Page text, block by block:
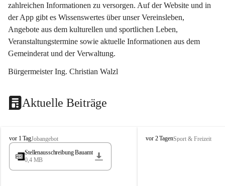
zahlreichen Informationen zu versorgen. Auf der Website und in
der App gibt es Wissenswertes über unser Vereinsleben,
Angebote aus dem kulturellen und sportlichen Leben,
Veranstaltungstermine sowie aktuelle Informationen aus dem
Gemeinderat und der Verwaltung.
Bürgermeister Ing. Christian Walzl
Aktuelle Beiträge
S
t
s
vor 1 TagJobangebot
Stellenausschreibung Bauamt
0,4 MB
S
vor 2 TagenSport & Freizeit